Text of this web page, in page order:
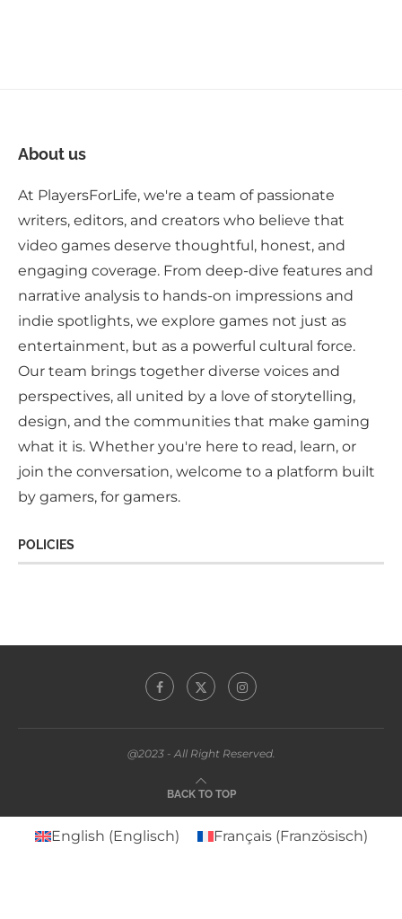
About us
At PlayersForLife, we're a team of passionate
writers, editors, and creators who believe that
video games deserve thoughtful, honest, and
engaging coverage. From deep-dive features and
narrative analysis to hands-on impressions and
indie spotlights, we explore games not just as
entertainment, but as a powerful cultural force.
Our team brings together diverse voices and
perspectives, all united by a love of storytelling,
design, and the communities that make gaming
what it is. Whether you're here to read, learn, or
join the conversation, welcome to a platform built
by gamers, for gamers.
POLICIES
@2023 - All Right Reserved.
BACK TO TOP
English (Englisch) Français(Französisch)